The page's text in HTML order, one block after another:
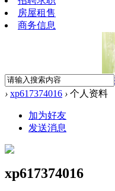
房屋租售
商务信息
› xp617374016 › 个人资料
加为好友
发送消息
xp617374016